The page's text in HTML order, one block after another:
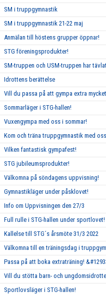
SM i truppgymnastik
SM i truppgymnastik 21-22 maj
Anmälan till höstens grupper öppnar!
STG föreningsprodukter!
SM-truppen och USM-truppen har
Idrottens berättelse
Vill du passa på att gympa extra
Sommarläger i STG-hallen!
Vuxengympa med oss i sommar!
Kom och träna truppgymnastik med
Vilken fantastisk gympafest!
STG jubileumsprodukter!
Välkomna på söndagens uppvisning!
Gymnastikläger under påsklovet!
Info om Uppvisningen den 27/3
Full rulle i STG-hallen under sportlovet!
Kallelse till STG´s årsmöte 31/3 2022
Välkomna till en träningsdag i
Passa på att boka extraträning!
Vill du stötta barn- och
Sportlovsläger i STG-hallen!